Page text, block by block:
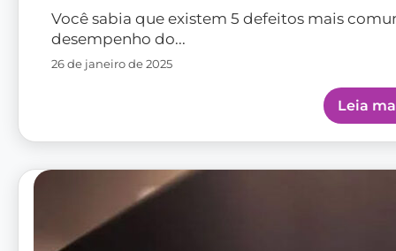
Você sabia que existem 5 defeitos mais
desempenho do...
26 de janeiro de 2025
Leia